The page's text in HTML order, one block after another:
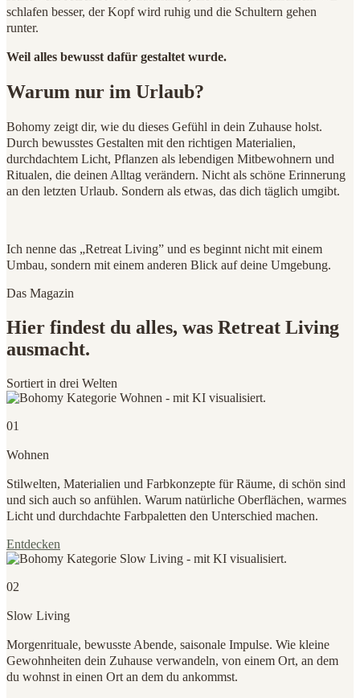
schlafen besser, der Kopf wird ruhig und die Schultern gehen
runter.
Weil alles bewusst dafür gestaltet wurde.
Warum nur im Urlaub?
Bohomy zeigt dir, wie du dieses Gefühl in dein Zuhause holst.
Durch bewusstes Gestalten mit den richtigen Materialien,
durchdachtem Licht, Pflanzen als lebendigen Mitbewohnern und
Ritualen, die deinen Alltag verändern. Nicht als schöne Erinnerung
an den letzten Urlaub. Sondern als etwas, das dich täglich umgibt.
Ich nenne das „Retreat Living” und es beginnt nicht mit einem
Umbau, sondern mit einem anderen Blick auf deine Umgebung.
Das Magazin
Hier findest du alles, was Retreat Living
ausmacht.
Sortiert in drei Welten
01
Wohnen
Stilwelten, Materialien und Farbkonzepte für Räume, di schön sind
und sich auch so anfühlen. Warum natürliche Oberflächen, warmes
Licht und durchdachte Farbpaletten den Unterschied machen.
Entdecken
02
Slow Living
Morgenrituale, bewusste Abende, saisonale Impulse. Wie kleine
Gewohnheiten dein Zuhause verwandeln, von einem Ort, an dem
du wohnst in einen Ort an dem du ankommst.